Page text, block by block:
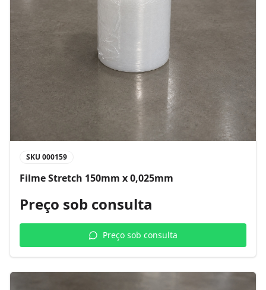
SKU 000159
Filme Stretch 150mm x 0,025mm
Preço sob consulta
Preço sob consulta